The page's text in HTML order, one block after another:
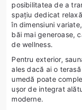
posibilitatea de a
spațiu dedicat
în dimensiuni
băi mai generoase,
de wellness.
Pentru exterior,
ales dacă ai o
umedă poate
ușor de integrat
moderne.